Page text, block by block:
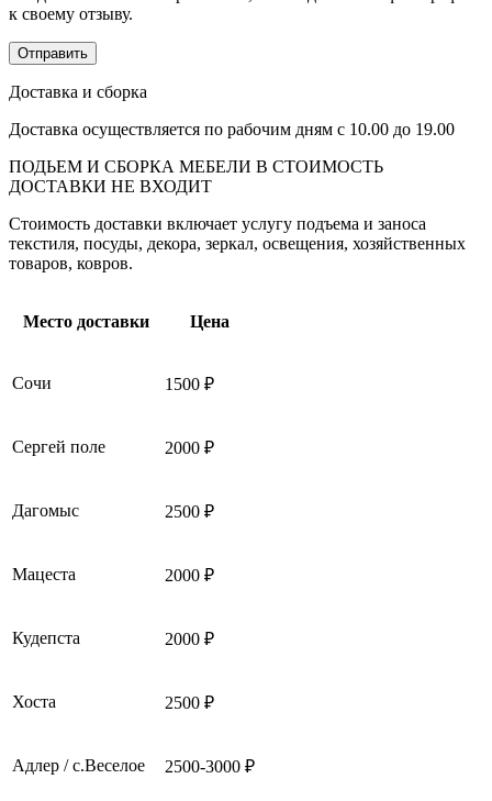
к своему отзыву.
Доставка и сборка
Доставка осуществляется по рабочим дням с 10.00 до 19.00
ПОДЬЕМ И СБОРКА МЕБЕЛИ В СТОИМОСТЬ
ДОСТАВКИ НЕ ВХОДИТ
Стоимость доставки включает услугу подъема и заноса
текстиля, посуды, декора, зеркал, освещения, хозяйственных
товаров, ковров.
Место доставки Цена
Сочи 1500 ₽
Сергей поле 2000 ₽
Дагомыс 2500 ₽
Мацеста 2000 ₽
Кудепста 2000 ₽
Хоста 2500 ₽
Адлер / с.Веселое 2500-3000 ₽